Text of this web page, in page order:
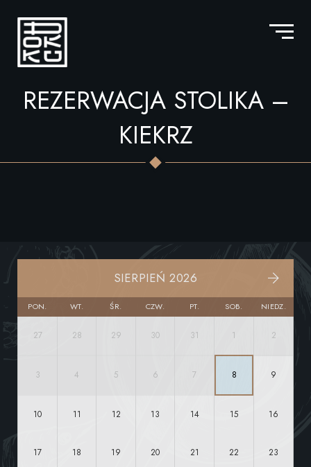
REZERWACJA STOLIKA –
KIEKRZ
SIERPIEŃ 2026
PON. WT. ŚR. CZW. PT. SOB. NIEDZ.
27 28 29 30 31 1 2
3 4 5 6 7 8 9
10 11 12 13 14 15 16
17 18 19 20 21 22 23